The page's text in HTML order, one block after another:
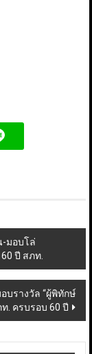
-มอบโล่
ปี สภท.
บรางวัล “ผู้พิทักษ์
. ครบรอบ 60 ปี